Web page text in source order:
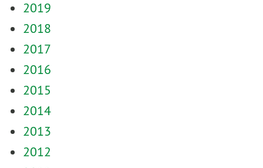
2019
2018
2017
2016
2015
2014
2013
2012